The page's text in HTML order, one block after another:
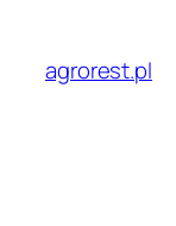
treściagrorest.pl